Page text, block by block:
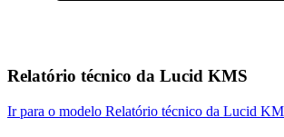
Relatório técnico da Lucid KMS
Ir para o modelo Relatório técnico da Lucid